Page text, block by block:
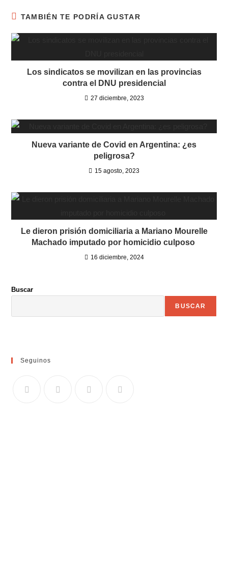
TAMBIÉN TE PODRÍA GUSTAR
Los sindicatos se movilizan en las provincias
contra el DNU presidencial
27 diciembre, 2023
Nueva variante de Covid en Argentina: ¿es
peligrosa?
15 agosto, 2023
Le dieron prisión domiciliaria a Mariano Mourelle
Machado imputado por homicidio culposo
16 diciembre, 2024
Buscar
BUSCAR
Seguinos